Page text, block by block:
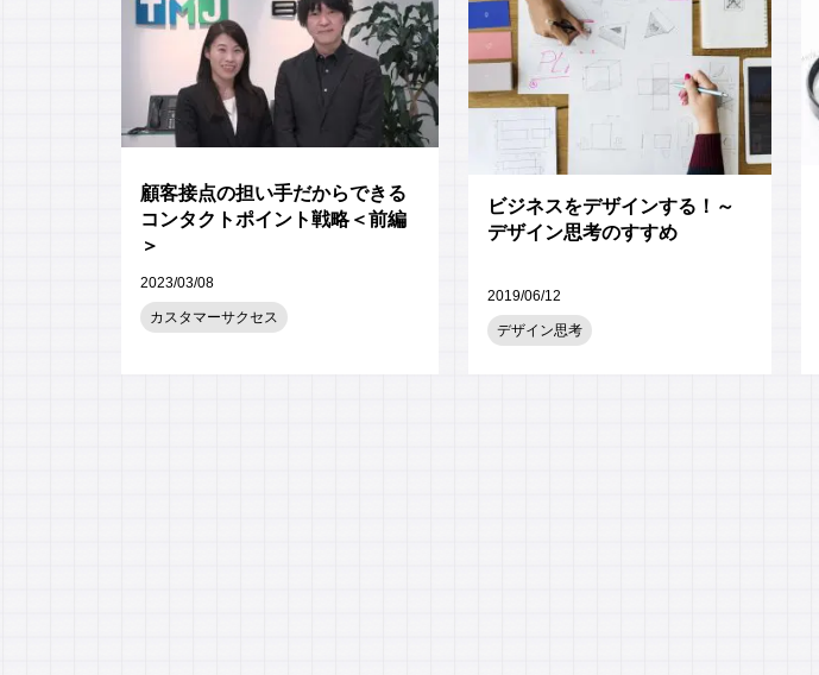
顧客接点の担い手だからできる
コンタクトポイント戦略＜前編
＞
2023/03/08
カスタマーサクセス
ビジネスをデザインする！～
デザイン思考のすすめ
2019/06/12
デザイン思考